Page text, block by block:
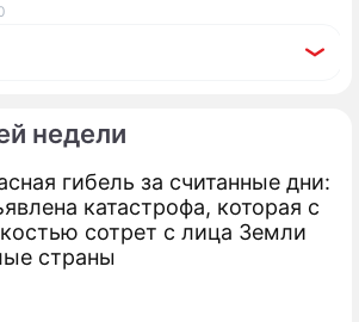
недели
гибель за считанные дни:
катастрофа, которая с
сотрет с лица Земли
страны
наказать африканских